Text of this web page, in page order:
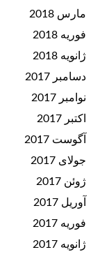
مارس 2018
فوریه 2018
ژانویه 2018
دسامبر 2017
نوامبر 2017
اکتبر 2017
آگوست 2017
جولای 2017
ژوئن 2017
آوریل 2017
فوریه 2017
ژانویه 2017